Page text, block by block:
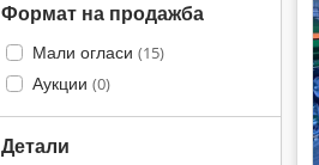
Формат на продажба
Мали огласи (15)
Аукции (0)
Детали